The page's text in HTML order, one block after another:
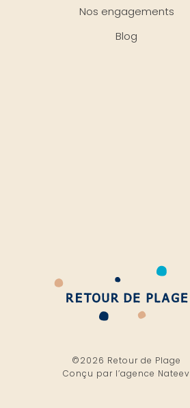
Nos engagements
Blog
©2026 Retour de Plage
Conçu par l’agence Nateev